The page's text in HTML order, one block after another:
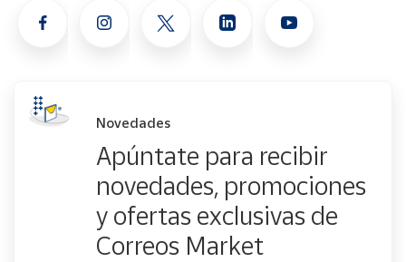
Novedades
Apúntate para recibir
novedades, promociones
y ofertas exclusivas de
Correos Market